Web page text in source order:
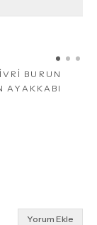
BURUN
AYAKKABI
Yorum Ekle